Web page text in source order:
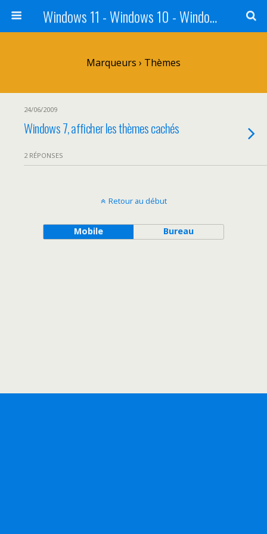
Windows 11 - Windows 10 - Windows 8 - Windows 7 - VISTA
Marqueurs › Thèmes
24/06/2009
Windows 7, afficher les thèmes cachés
2 RÉPONSES
Retour au début
Mobile Bureau